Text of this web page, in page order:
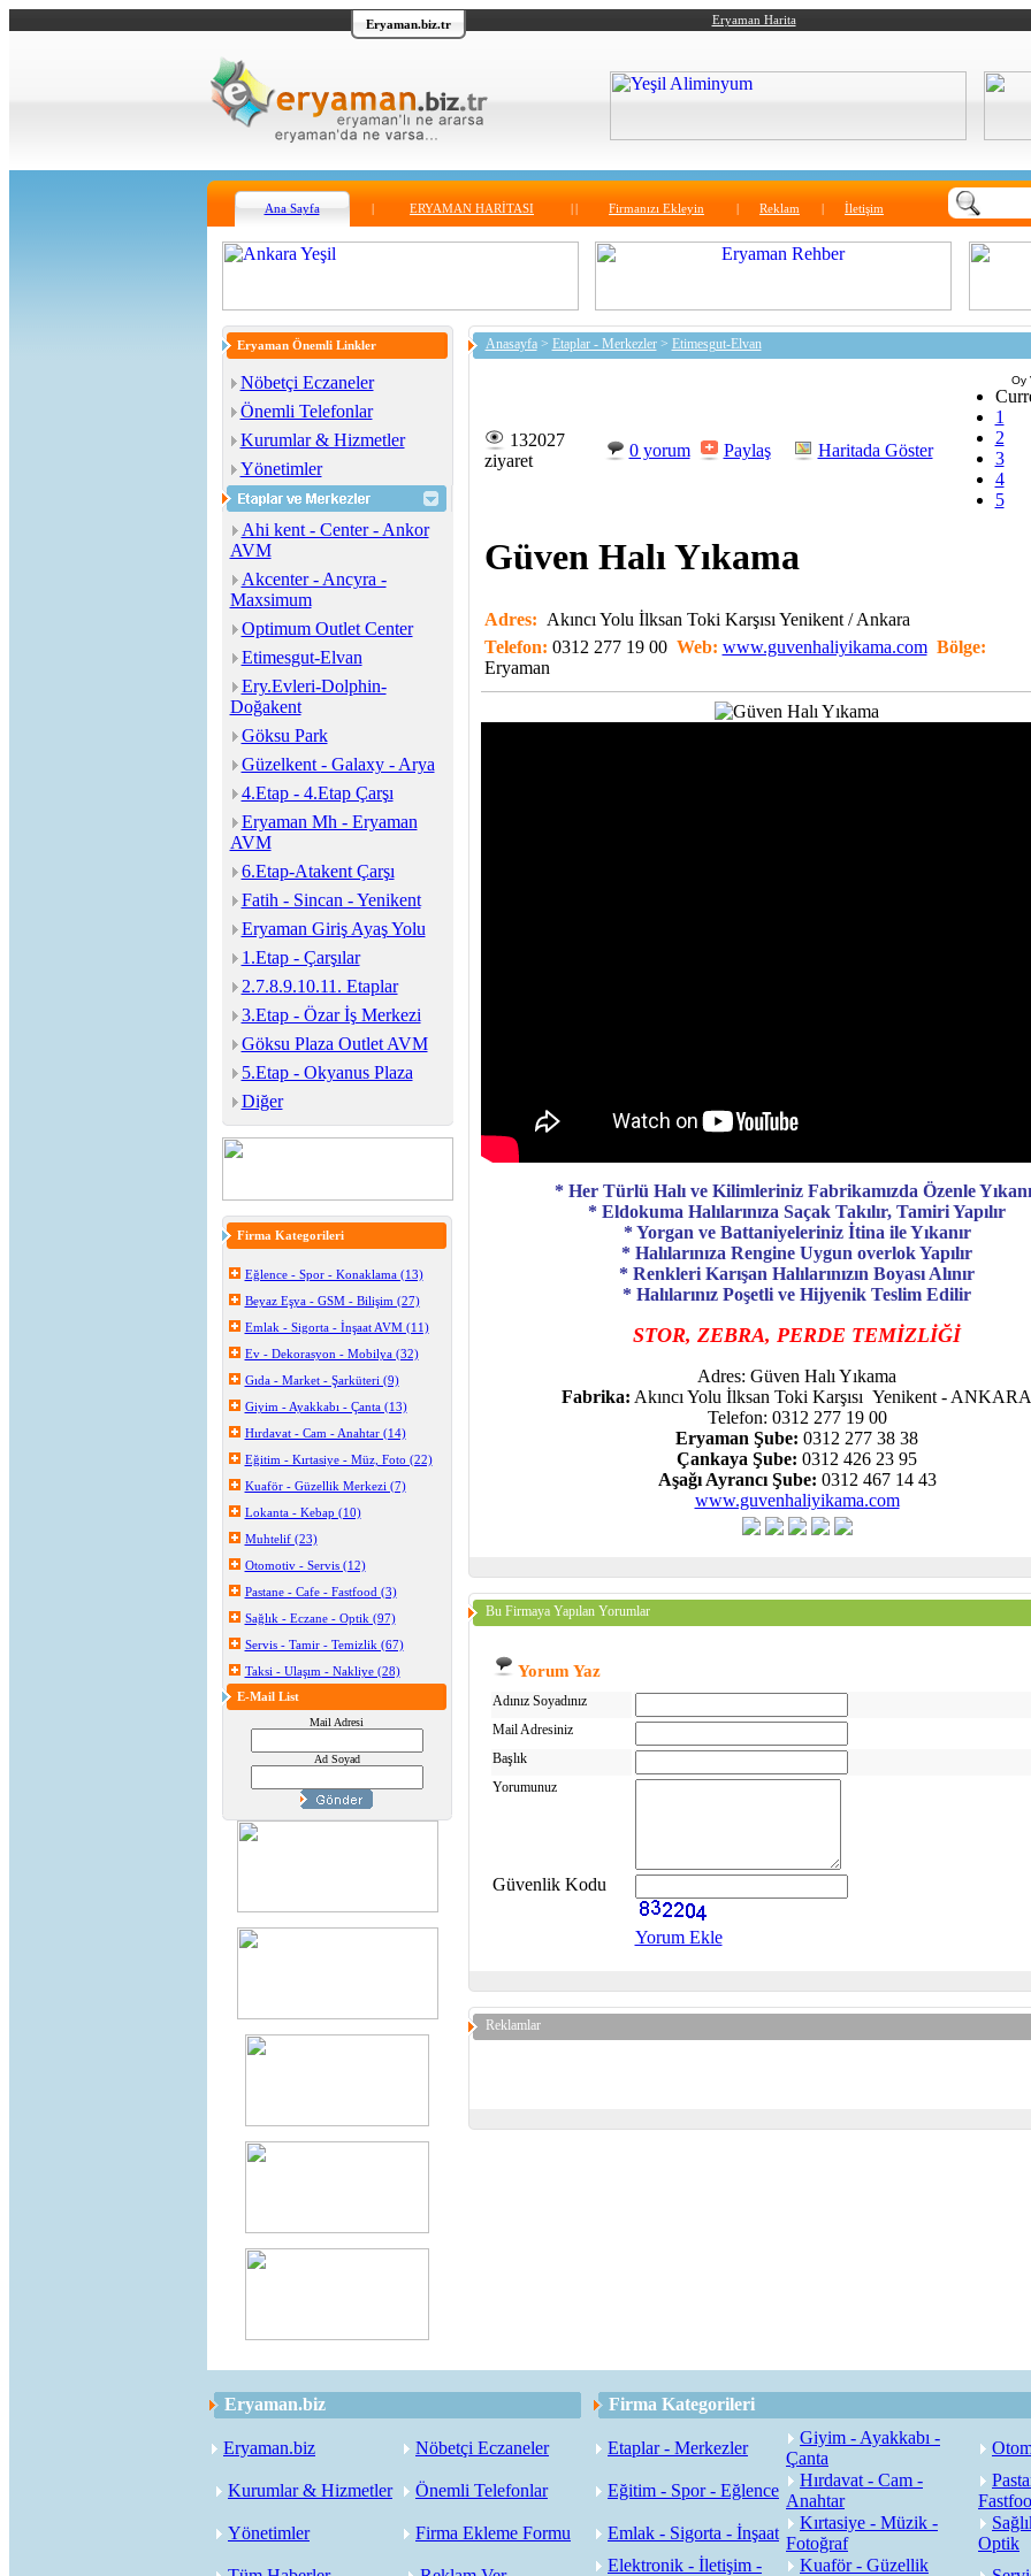
Eryaman.biz.tr Eryaman Harita
Ana Sayfa ERYAMAN HARİTASI Firmanızı Ekleyin Reklam İletişim
Eryaman Önemli Linkler
Nöbetçi Eczaneler
Önemli Telefonlar
Kurumlar & Hizmetler
Yönetimler
Ahi kent - Center - Ankor
AVM
Akcenter - Ancyra -
Maxsimum
Optimum Outlet Center
Etimesgut-Elvan
Ery.Evleri-Dolphin-
Doğakent
Göksu Park
Güzelkent - Galaxy - Arya
4.Etap - 4.Etap Çarşı
Eryaman Mh - Eryaman
AVM
6.Etap-Atakent Çarşı
Fatih - Sincan - Yenikent
Eryaman Giriş Ayaş Yolu
1.Etap - Çarşılar
2.7.8.9.10.11. Etaplar
3.Etap - Özar İş Merkezi
Göksu Plaza Outlet AVM
5.Etap - Okyanus Plaza
Diğer
Firma Kategorileri
Eğlence - Spor - Konaklama (13)
Beyaz Eşya - GSM - Bilişim (27)
Emlak - Sigorta - İnşaat AVM (11)
Ev - Dekorasyon - Mobilya (32)
Gıda - Market - Şarküteri (9)
Giyim - Ayakkabı - Çanta (13)
Hırdavat - Cam - Anahtar (14)
Eğitim - Kırtasiye - Müz, Foto (22)
Kuaför - Güzellik Merkezi (7)
Lokanta - Kebap (10)
Muhtelif (23)
Otomotiv - Servis (12)
Pastane - Cafe - Fastfood (3)
Sağlık - Eczane - Optik (97)
Servis - Tamir - Temizlik (67)
Taksi - Ulaşım - Nakliye (28)
E-Mail List
Mail Adresi
Ad Soyad
Anasayfa> Etaplar - Merkezler> Etimesgut-Elvan
132027
ziyaret
0 yorum Paylaş Haritada Göster
Oy
1
2
3
4
5
Güven Halı Yıkama
Adres: Akıncı Yolu İlksan Toki Karşısı Yenikent / Ankara
Telefon: 0312 277 19 00Web: www.guvenhaliyikama.comBölge:
Eryaman
* Her Türlü Halı ve Kilimleriniz Fabrikamızda Özenle
* Eldokuma Halılarınıza Saçak Takılır, Tamiri Yapılır
* Yorgan ve Battaniyeleriniz İtina ile Yıkanır
* Halılarınıza Rengine Uygun overlok Yapılır
* Renkleri Karışan Halılarınızın Boyası Alınır
* Halılarınız Poşetli ve Hijyenik Teslim Edilir
STOR, ZEBRA, PERDE TEMİZLİĞİ
Adres: Güven Halı Yıkama
Fabrika: Akıncı Yolu İlksan Toki Karşısı Yenikent - ANKARA
Telefon: 0312 277 19 00
Eryaman Şube: 0312 277 38 38
Çankaya Şube: 0312 426 23 95
Aşağı Ayrancı Şube: 0312 467 14 43
www.guvenhaliyikama.com
Bu Firmaya Yapılan Yorumlar
Yorum Yaz
Adınız Soyadınız
Mail Adresiniz
Başlık
Yorumunuz
Güvenlik Kodu
Yorum Ekle
Reklamlar
Eryaman.biz Firma Kategorileri
Eryaman.biz Nöbetçi Eczaneler Etaplar - Merkezler
Giyim - Ayakkabı -
Çanta
Kurumlar & Hizmetler Önemli Telefonlar Eğitim - Spor - Eğlence
Hırdavat - Cam -
Anahtar
Yönetimler
Firma Ekleme Formu Emlak - Sigorta - İnşaat
Kırtasiye - Müzik -
Fotoğraf
Optik
Elektronik - İletişim - Kuaför - Güzellik